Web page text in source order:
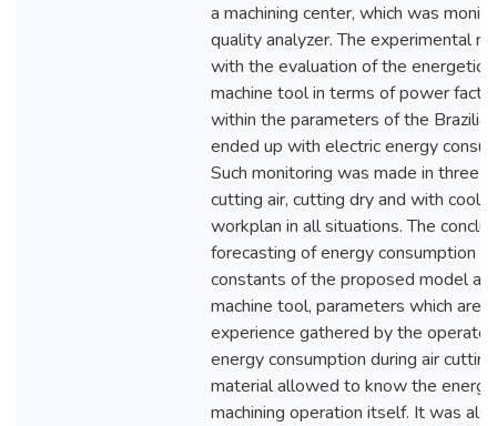
a machining center, which was
quality analyzer. The experimental
with the evaluation of the energetic
machine tool in terms of power
within the parameters of the
ended up with electric energy
Such monitoring was made in three
cutting air, cutting dry and with
workplan in all situations. The
forecasting of energy consumption
constants of the proposed model
machine tool, parameters which are
experience gathered by the
energy consumption during air
material allowed to know the
machining operation itself. It was